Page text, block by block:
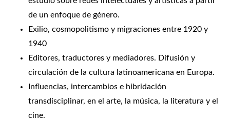
de un enfoque de género.
Exilio, cosmopolitismo y migraciones entre 1920 y
1940
Editores, traductores y mediadores. Difusión y
circulación de la cultura latinoamericana en Europa.
Influencias, intercambios e hibridación
transdisciplinar, en el arte, la música, la literatura y el
cine.